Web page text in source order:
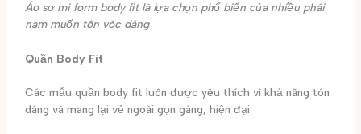
Áo sơ mi form body fit là lựa chọn phổ biến của nhiều phái
nam muốn tôn vóc dáng
Quần Body Fit
Các mẫu quần body fit luôn được yêu thích vì khả năng tôn
dáng và mang lại vẻ ngoài gọn gàng, hiện đại.